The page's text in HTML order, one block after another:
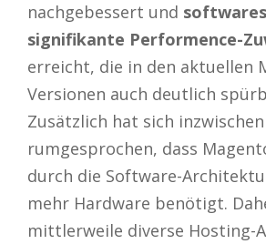
nachgebessert und
signifikante Performence-
erreicht, die in den aktuellen
Versionen auch deutlich
Zusätzlich hat sich
rumgesprochen, dass
durch die Software-
mehr Hardware benötigt.
mittlerweile diverse Hosting-